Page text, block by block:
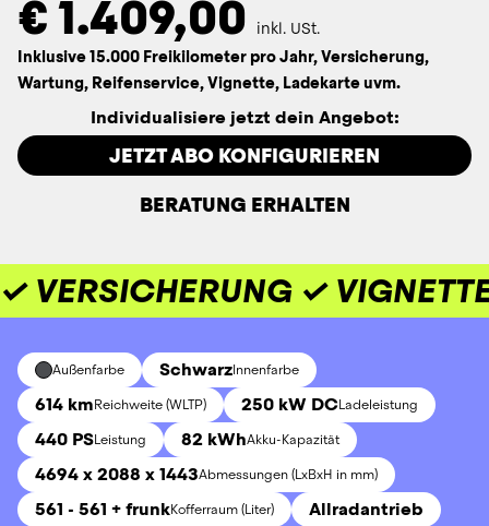
€1.409,00
inkl. USt.
Inklusive 15.000 Freikilometer pro Jahr, Versicherung,
Wartung, Reifenservice, Vignette, Ladekarte uvm.
Individualisiere jetzt dein Angebot:
JETZT ABO KONFIGURIEREN
BERATUNG ERHALTEN
✓ VERSICHERUNG ✓
Außenfarbe SchwarzInnenfarbe
614 kmReichweite (WLTP) 250 kW DCLadeleistung
440 PSLeistung 82 kWhAkku-Kapazität
4694 x 2088 x 1443Abmessungen (LxBxH in mm)
561 - 561 + frunkKofferraum (Liter) Allradantrieb